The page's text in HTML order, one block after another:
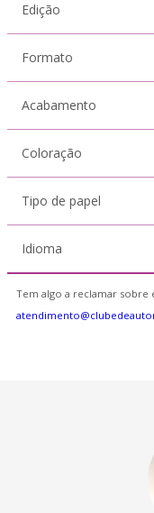
Edição
Formato
Acabamento
Coloração
Tipo de papel
Idioma
Tem algo a reclamar sobre